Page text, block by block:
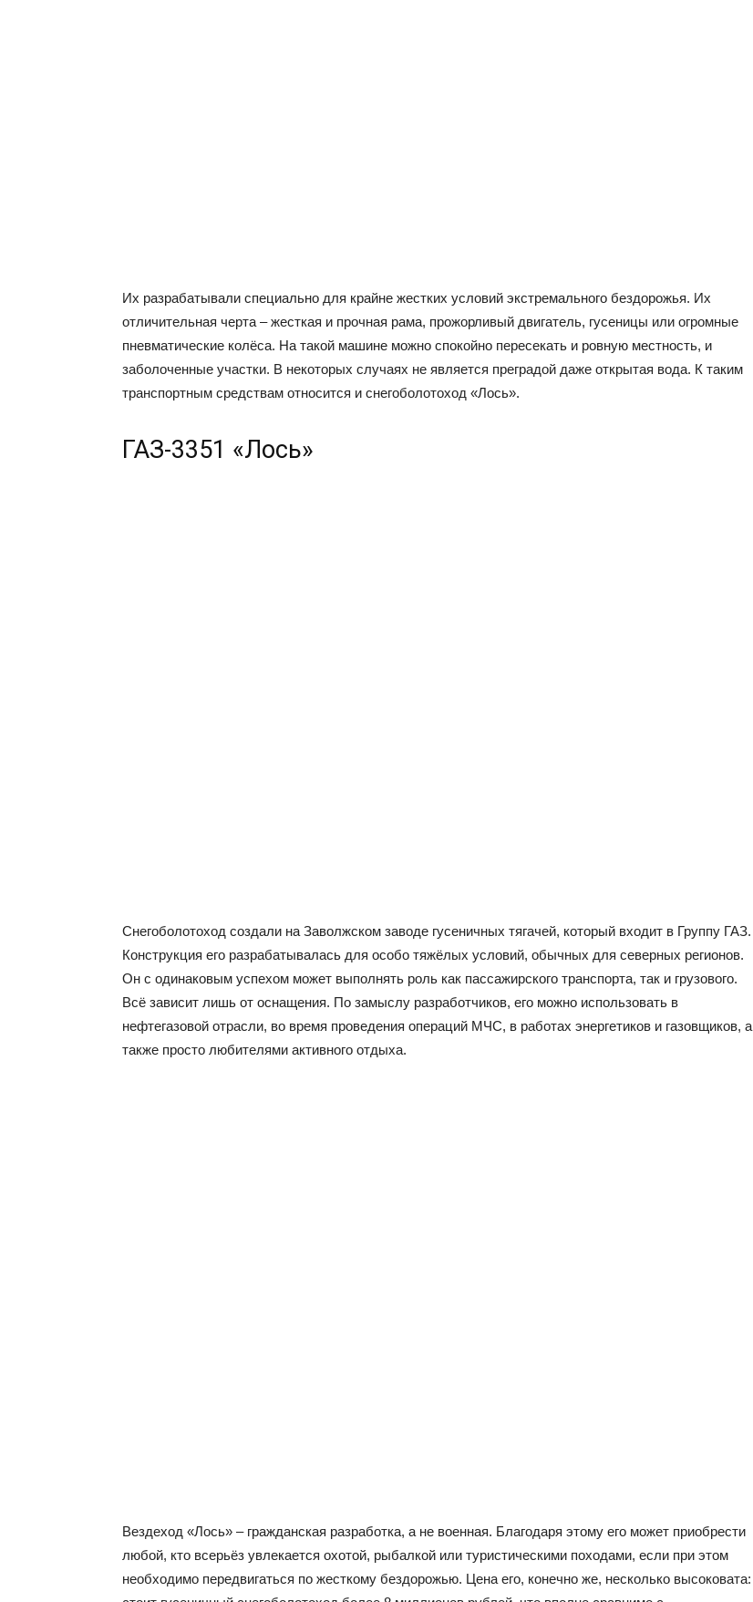
Их разрабатывали специально для крайне жестких условий экстремального бездорожья. Их
отличительная черта – жесткая и прочная рама, прожорливый двигатель, гусеницы или огромные
пневматические колёса. На такой машине можно спокойно пересекать и ровную местность, и
заболоченные участки. В некоторых случаях не является преградой даже открытая вода. К таким
транспортным средствам относится и снегоболотоход «Лось».
ГАЗ-3351 «Лось»
Снегоболотоход создали на Заволжском заводе гусеничных тягачей, который входит в Группу ГАЗ.
Конструкция его разрабатывалась для особо тяжёлых условий, обычных для северных регионов.
Он с одинаковым успехом может выполнять роль как пассажирского транспорта, так и грузового.
Всё зависит лишь от оснащения. По замыслу разработчиков, его можно использовать в
нефтегазовой отрасли, во время проведения операций МЧС, в работах энергетиков и газовщиков, а
также просто любителями активного отдыха.
Вездеход «Лось» – гражданская разработка, а не военная. Благодаря этому его может приобрести
любой, кто всерьёз увлекается охотой, рыбалкой или туристическими походами, если при этом
необходимо передвигаться по жесткому бездорожью. Цена его, конечно же, несколько высоковата: